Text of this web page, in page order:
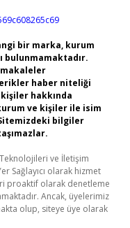
bir marka, kurum
bulunmamaktadır.
makaleler
haber niteliği
hakkında
ve kişiler ile isim
bilgiler
Teknolojileri ve İletişim
Sağlayıcı olarak hizmet
proaktif olarak denetleme
Ancak, üyelerimiz
olup, siteye üye olarak